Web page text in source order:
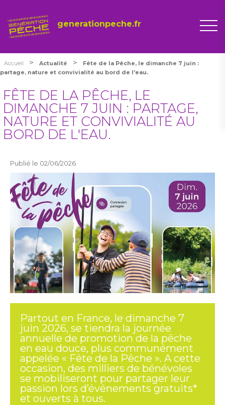
generationpeche.fr
Accueil > Actualité >
Fête de la Pêche, le dimanche 7 juin :
partage, nature et convivialité au bord de l'eau.
FÊTE DE LA PÊCHE, LE
DIMANCHE 7 JUIN : PARTAGE,
NATURE ET CONVIVIALITÉ AU
BORD DE L'EAU.
Publié le 02/06/2026
Partout en France, le dimanche 7
juin 2026, se tiendra la journée
annuelle de promotion de la pêche
en eau douce, plus communément
appelée « Fête de la Pêche ». A cette
occasion, des milliers de bénévoles
se mobiliseront pour partager leur
passion lors d’événements gratuits*
et ouverts à tous.